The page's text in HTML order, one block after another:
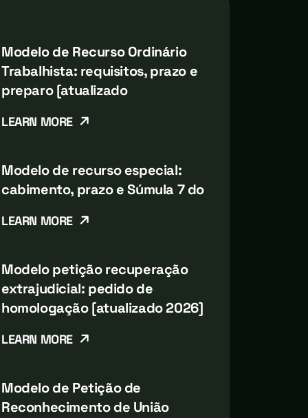
Modelo de Recurso Ordinário
Trabalhista: requisitos, prazo e
preparo [atualizado
LEARN MORE
Modelo de recurso especial:
cabimento, prazo e Súmula 7 do
LEARN MORE
Modelo petição recuperação
extrajudicial: pedido de
homologação [atualizado 2026]
LEARN MORE
Modelo de Petição de
Reconhecimento de União